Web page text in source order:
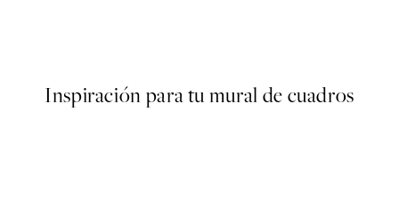
Inspiración para tu mural de cuadros